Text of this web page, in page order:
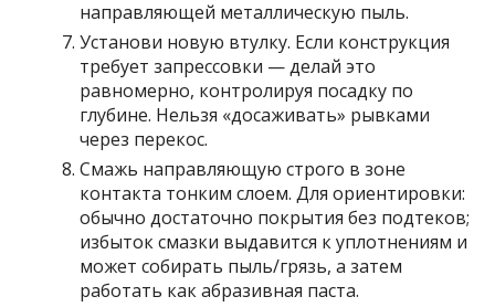
направляющей металлическую пыль.
Установи новую втулку. Если конструкция
требует запрессовки — делай это
равномерно, контролируя посадку по
глубине. Нельзя «досаживать» рывками
через перекос.
Смажь направляющую строго в зоне
контакта тонким слоем. Для ориентировки:
обычно достаточно покрытия без подтеков;
избыток смазки выдавится к уплотнениям и
может собирать пыль/грязь, а затем
работать как абразивная паста.